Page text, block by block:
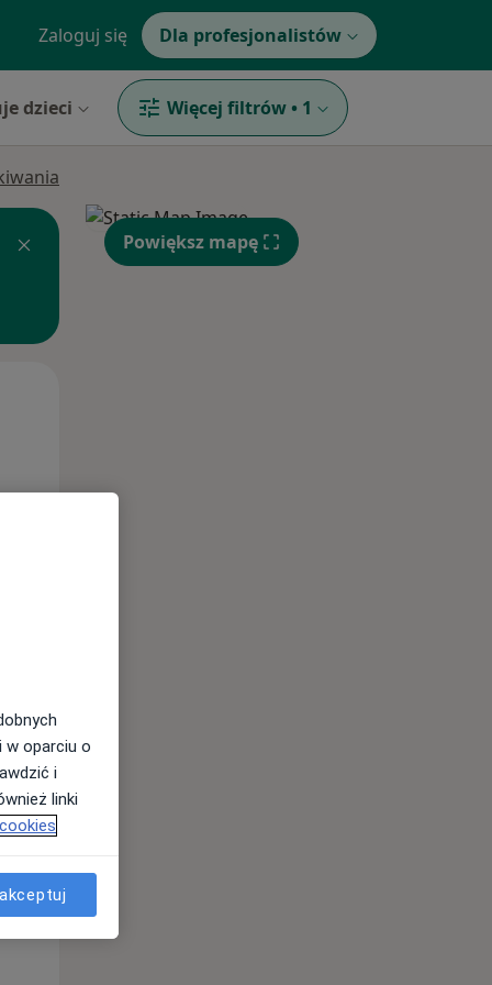
Zaloguj się Dla profesjonalistów
dzieci Więcej filtrów • 1
Wt,
11 Sie
Powiększ mapę
w oparciu o
i
linki